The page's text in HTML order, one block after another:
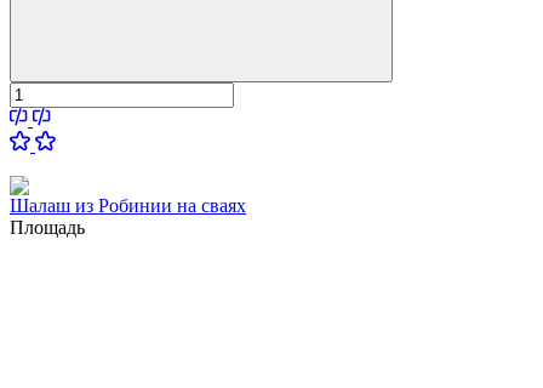
Шалаш из Робинии на сваях
Площадь